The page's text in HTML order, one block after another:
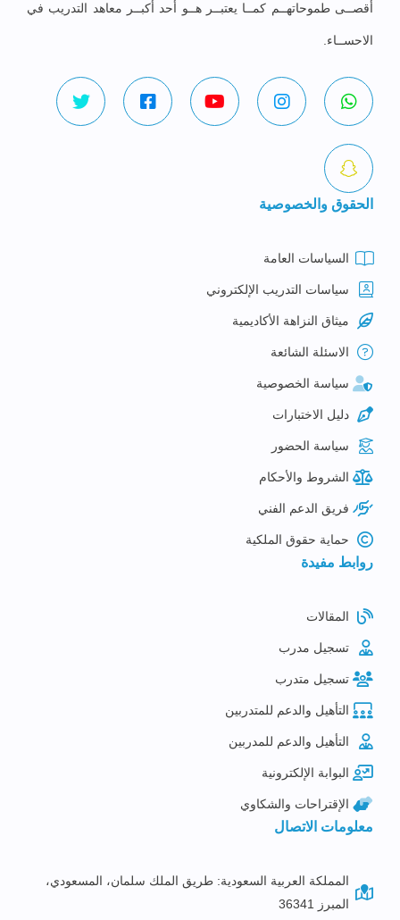
أقصــى طموحاتهــم كمــا يعتبــر هــو أحد أكبــر معاهد التدريب في
الاحســاء.
الحقوق والخصوصية
السياسات العامة
سياسات التدريب الإلكتروني
ميثاق النزاهة الأكاديمية
الاسئلة الشائعة
سياسة الخصوصية
دليل الاختبارات
سياسة الحضور
الشروط والأحكام
فريق الدعم الفني
حماية حقوق الملكية
روابط مفيدة
المقالات
تسجيل مدرب
تسجيل متدرب
التأهيل والدعم للمتدربين
التأهيل والدعم للمدربين
البوابة الإلكترونية
الإقتراحات والشكاوي
معلومات الاتصال
المملكة العربية السعودية: طريق الملك سلمان، المسعودي،
المبرز 36341